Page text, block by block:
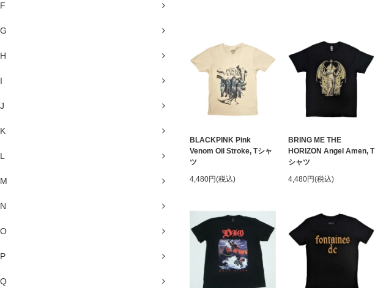
F
G
H
I
J
K
L
M
N
O
P
Q
BLACKPINK Pink
Venom Oil Stroke, Tシャ
ツ
4,480円(税込)
BRING ME THE
HORIZON Angel Amen, T
シャツ
4,480円(税込)